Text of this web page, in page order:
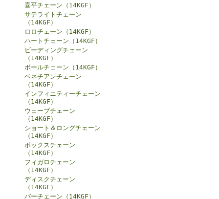
喜平チェーン（14KGF）
サテライトチェーン
（14KGF）
ロロチェーン（14KGF）
ハートチェーン（14KGF）
ビーディングチェーン
（14KGF）
ボールチェーン（14KGF）
ベネチアンチェーン
（14KGF）
インフィニティーチェーン
（14KGF）
ウェーブチェーン
（14KGF）
ショート＆ロングチェーン
（14KGF）
ボックスチェーン
（14KGF）
フィガロチェーン
（14KGF）
ディスクチェーン
（14KGF）
バーチェーン（14KGF）